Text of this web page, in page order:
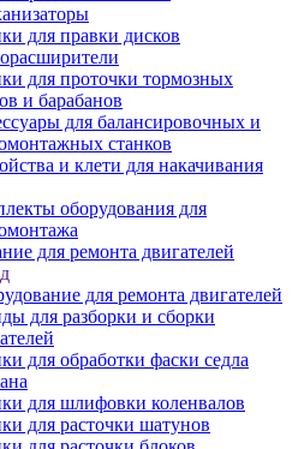
для правки дисков
для проточки тормозных
и барабанов
для балансировочных и
станков
и клети для накачивания
оборудования для
для ремонта двигателей
для ремонта двигателей
для разборки и сборки
для обработки фаски седла
для шлифовки коленвалов
для расточки шатунов